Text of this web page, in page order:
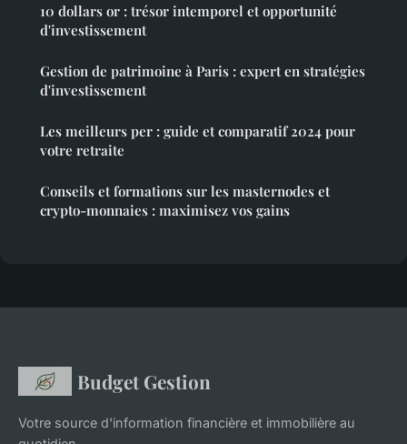
10 dollars or : trésor intemporel et opportunité
d'investissement
Gestion de patrimoine à Paris : expert en stratégies
d'investissement
Les meilleurs per : guide et comparatif 2024 pour
votre retraite
Conseils et formations sur les masternodes et
crypto-monnaies : maximisez vos gains
Budget Gestion
Votre source d'information financière et immobilière au